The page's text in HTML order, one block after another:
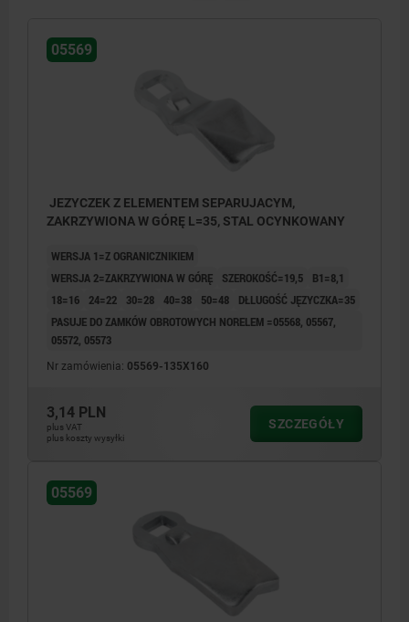
05569
JEZYCZEK Z ELEMENTEM SEPARUJACYM,
ZAKRZYWIONA W GÓRĘ L=35, STAL OCYNKOWANY
WERSJA 1=Z OGRANICZNIKIEM
WERSJA 2=ZAKRZYWIONA W GÓRĘ
SZEROKOŚĆ=19,5
B1=8,1
18=16
24=22 30=28 40=38 50=48
DŁLUGOŚĆ JĘZYCZKA=35
PASUJE DO ZAMKÓW OBROTOWYCH NORELEM =05568, 05567,
05572, 05573
Nr zamówienia: 05569-135X160
3,14 PLN
plus VAT
plus koszty wysyłki
SZCZEGÓŁY
05569